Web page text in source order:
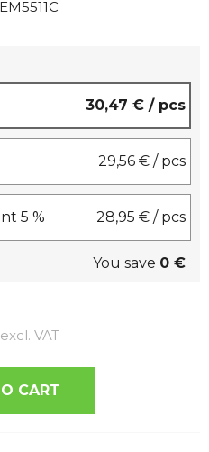
EM5511C
30,47 € / pcs
29,56 € / pcs
5 % 28,95 € / pcs
You save 0 €
VATMeasure price:
CART